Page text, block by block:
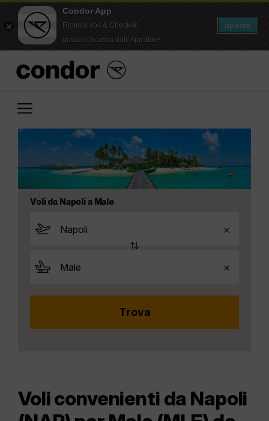
Condor App
Ricerca voli & Check-in
gratuito Scarica dall`AppStore
aperto
Voli da Napoli a Male
Voli convenienti da Napoli